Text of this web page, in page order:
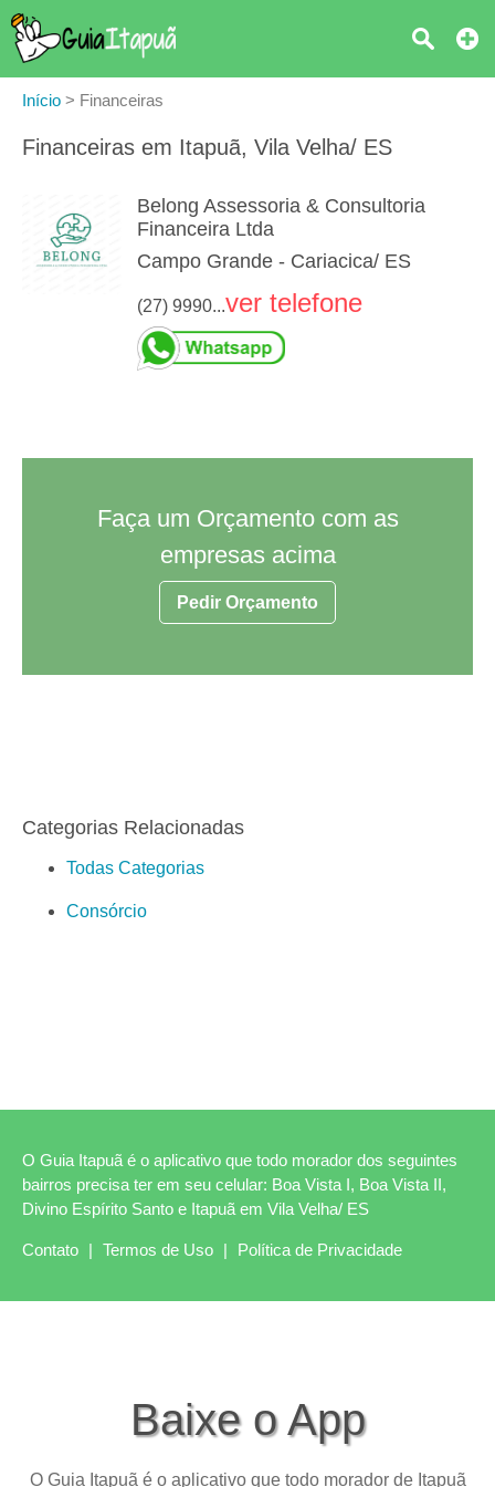
Início > Financeiras
Financeiras em Itapuã, Vila Velha/ ES
Belong Assessoria & Consultoria
Financeira Ltda
Campo Grande - Cariacica/ ES
(27) 9990...ver telefone
Faça um Orçamento com as
empresas acima
Pedir Orçamento
Categorias Relacionadas
Todas Categorias
Consórcio
O Guia Itapuã é o aplicativo que todo morador dos seguintes
bairros precisa ter em seu celular: Boa Vista I, Boa Vista II,
Divino Espírito Santo e Itapuã em Vila Velha/ ES
Contato | Termos de Uso | Política de Privacidade
Baixe o App
O Guia Itapuã é o aplicativo que todo morador de Itapuã